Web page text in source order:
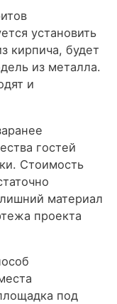
установить
кирпича, будет
из металла.
и
гостей
Стоимость
материал
проекта
под